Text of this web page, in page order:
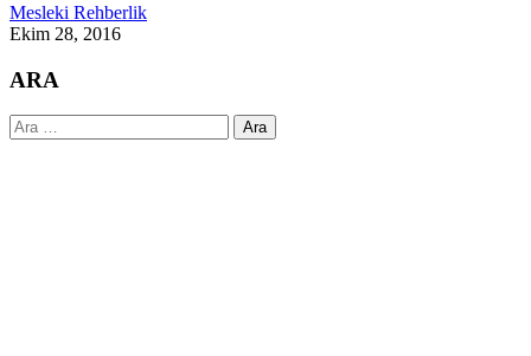
Mesleki Rehberlik
Ekim 28, 2016
ARA
Arama: